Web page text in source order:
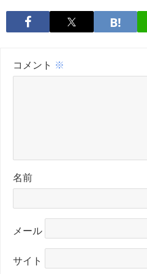
コメント ※
名前
メール
サイト